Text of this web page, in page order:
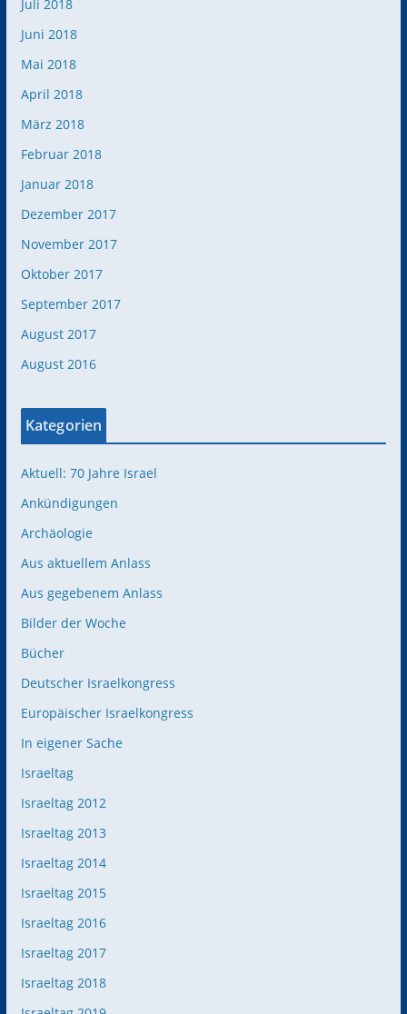
Juli 2018
Juni 2018
Mai 2018
April 2018
März 2018
Februar 2018
Januar 2018
Dezember 2017
November 2017
Oktober 2017
September 2017
August 2017
August 2016
Kategorien
Aktuell: 70 Jahre Israel
Ankündigungen
Archäologie
Aus aktuellem Anlass
Aus gegebenem Anlass
Bilder der Woche
Bücher
Deutscher Israelkongress
Europäischer Israelkongress
In eigener Sache
Israeltag
Israeltag 2012
Israeltag 2013
Israeltag 2014
Israeltag 2015
Israeltag 2016
Israeltag 2017
Israeltag 2018